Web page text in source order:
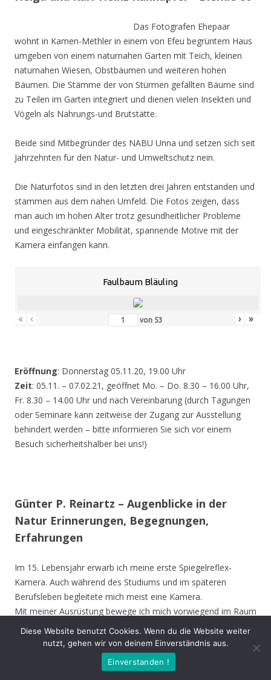
Das Fotografen Ehepaar
wohnt in Kamen-Methler in einem von Efeu begrüntem Haus
umgeben von einem naturnahen Garten mit Teich, kleinen
naturnahen Wiesen, Obstbäumen und weiteren hohen
Bäumen. Die Stämme der von Stürmen gefällten Bäume sind
zu Teilen im Garten integriert und dienen vielen Insekten und
Vögeln als Nahrungs-und Brutstätte.
Beide sind Mitbegründer des NABU Unna und setzen sich seit
Jahrzehnten für den Natur- und Umweltschutz nein.
Die Naturfotos sind in den letzten drei Jahren entstanden und
stammen aus dem nahen Umfeld. Die Fotos zeigen, dass
man auch im hohen Alter trotz gesundheitlicher Probleme
und eingeschränkter Mobilität, spannende Motive mit der
Kamera einfangen kann.
Faulbaum Bläuling
« ‹ von 53 › »
Eröffnung: Donnerstag 05.11.20, 19.00 Uhr
Zeit: 05.11. – 07.02.21, geöffnet Mo. – Do. 8.30 – 16.00 Uhr,
Fr. 8.30 – 14.00 Uhr und nach Vereinbarung (durch Tagungen
oder Seminare kann zeitweise der Zugang zur Ausstellung
behindert werden – bitte informieren Sie sich vor einem
Besuch sicherheitshalber bei uns!)
Günter P. Reinartz – Augenblicke in der
Natur Erinnerungen, Begegnungen,
Erfahrungen
Im 15. Lebensjahr erwarb ich meine erste Spiegelreflex-
Kamera. Auch während des Studiums und im späteren
Berufsleben begleitete mich meist eine Kamera.
Mit meiner Ausrüstung bewege ich mich vorwiegend im Raum
Nordrhein-Westfalen, bevorzugt im Kreis Unna, Hamm,
Münster und Soest. Ich besuche aber auch andere Gebiete in
Deutschland und die Vogelinsel Texel (Niederlande). Die
Ausstellung zeigt meine Erinnerungen, Begegnungen oder
Diese Website benutzt Cookies. Wenn du die Website weiter
nutzt, gehen wir von deinem Einverständnis aus.
Einverstanden !